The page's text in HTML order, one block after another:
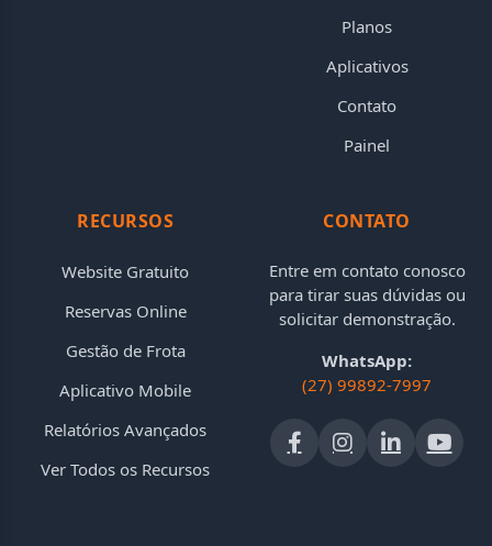
Planos
Aplicativos
Contato
Painel
RECURSOS
Website Gratuito
Reservas Online
Gestão de Frota
Aplicativo Mobile
Relatórios Avançados
Ver Todos os Recursos
CONTATO
Entre em contato conosco
para tirar suas dúvidas ou
solicitar demonstração.
WhatsApp:
(27) 99892-7997